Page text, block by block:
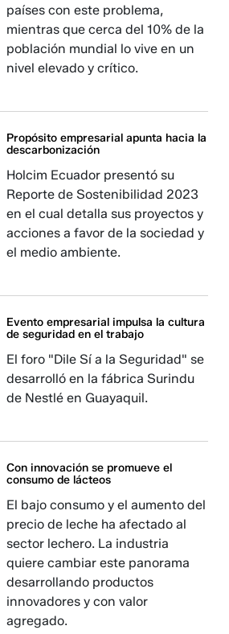
países con este problema,
mientras que cerca del 10% de la
población mundial lo vive en un
nivel elevado y crítico.
Propósito empresarial apunta hacia la
descarbonización
Holcim Ecuador presentó su
Reporte de Sostenibilidad 2023
en el cual detalla sus proyectos y
acciones a favor de la sociedad y
el medio ambiente.
Evento empresarial impulsa la cultura
de seguridad en el trabajo
El foro "Dile Sí a la Seguridad" se
desarrolló en la fábrica Surindu
de Nestlé en Guayaquil.
Con innovación se promueve el
consumo de lácteos
El bajo consumo y el aumento del
precio de leche ha afectado al
sector lechero. La industria
quiere cambiar este panorama
desarrollando productos
innovadores y con valor
agregado.